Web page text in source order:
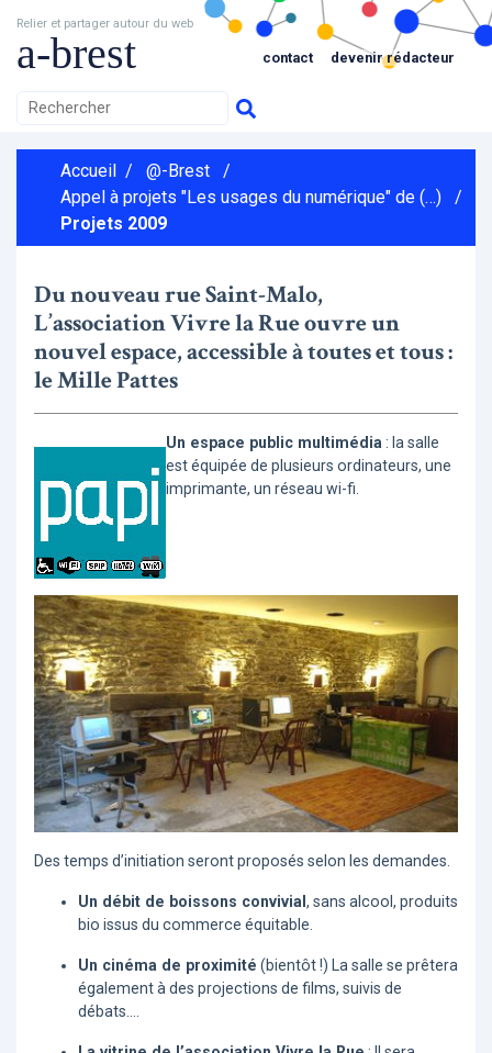
Relier et partager autour du web
a-brest contact devenir rédacteur
Accueil / @-Brest
/
Appel à projets "Les usages du numérique" de (…)
/
Projets 2009
Du nouveau rue Saint-Malo,
L’association Vivre la Rue ouvre un
nouvel espace, accessible à toutes et tous :
le Mille Pattes
Un espace public multimédia : la salle
est équipée de plusieurs ordinateurs, une
imprimante, un réseau wi-fi.
Des temps d’initiation seront proposés selon les demandes.
Un débit de boissons convivial , sans alcool, produits
bio issus du commerce équitable.
Un cinéma de proximité (bientôt !) La salle se prêtera
également à des projections de films, suivis de
débats....